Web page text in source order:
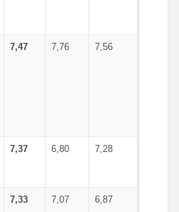
7,47 7,76 7,56
7,37 6,80 7,28
7,33 7,07 6,87